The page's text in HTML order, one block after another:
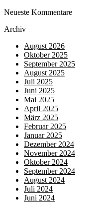
Neueste Kommentare
Archiv
August 2026
Oktober 2025
September 2025
August 2025
Juli 2025
Juni 2025
Mai 2025
April 2025
März 2025
Februar 2025
Januar 2025
Dezember 2024
November 2024
Oktober 2024
September 2024
August 2024
Juli 2024
Juni 2024